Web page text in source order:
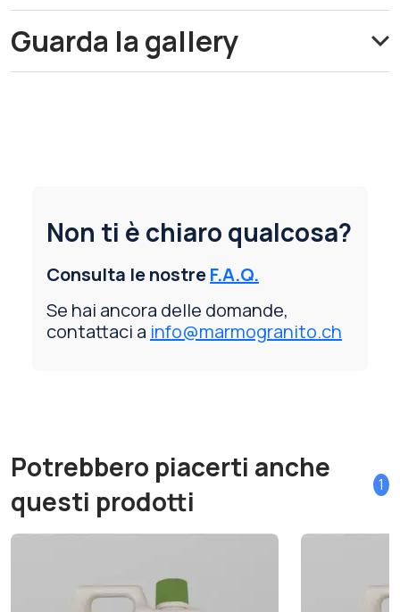
Guarda la gallery
Non ti è chiaro qualcosa?
Consulta le nostreF.A.Q.
Se hai ancora delle domande,
contattaci a info@marmogranito.ch
Potrebbero piacerti anche
questi prodotti
1